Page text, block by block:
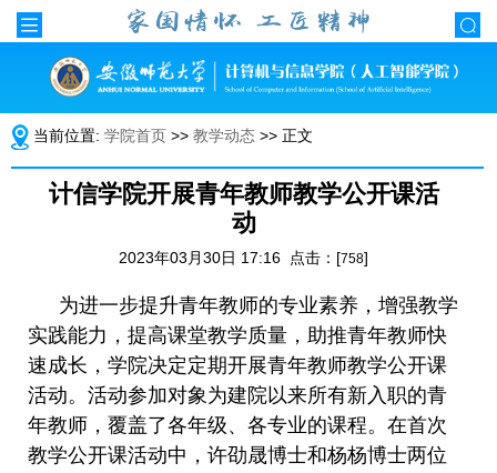
当前位置: 学院首页 >> 教学动态 >> 正文
计信学院开展青年教师教学公开课活
动
2023年03月30日 17:16 点击：[758]
为进一步提升青年教师的专业素养，增强教学
实践能力，提高课堂教学质量，助推青年教师快
速成长，学院决定定期开展青年教师教学公开课
活动。活动参加对象为建院以来所有新入职的青
年教师，覆盖了各年级、各专业的课程。在首次
教学公开课活动中，许劭晟博士和杨杨博士两位